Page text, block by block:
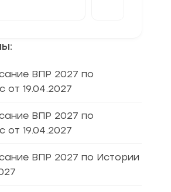
ВПР 2027 по
от 19.04.2027
ВПР 2027 по
от 19.04.2027
ВПР 2027 по Истории